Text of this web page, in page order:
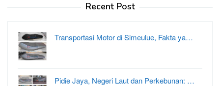
Recent Post
Transportasi Motor di Simeulue, Fakta ya…
Pidie Jaya, Negeri Laut dan Perkebunan: …